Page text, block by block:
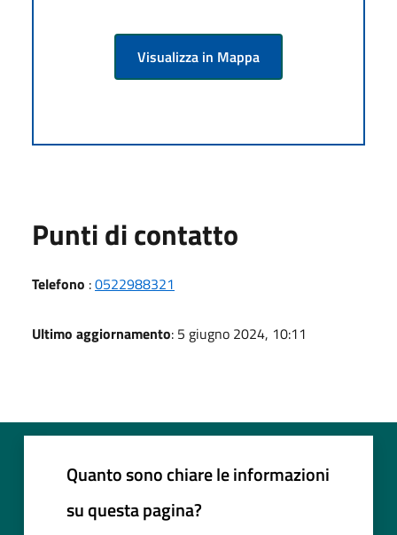
Visualizza in Mappa
Punti di contatto
Telefono :0522988321
Ultimo aggiornamento: 5 giugno 2024, 10:11
Quanto sono chiare le informazioni
su questa pagina?